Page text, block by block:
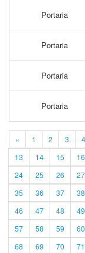
Portaria
Portaria
Portaria
Portaria
« 1 2 3 4
13
14 15 16
24
25 26 27
35
36 37 38
46
47 48 49
57
58 59 60
68
69 70 71